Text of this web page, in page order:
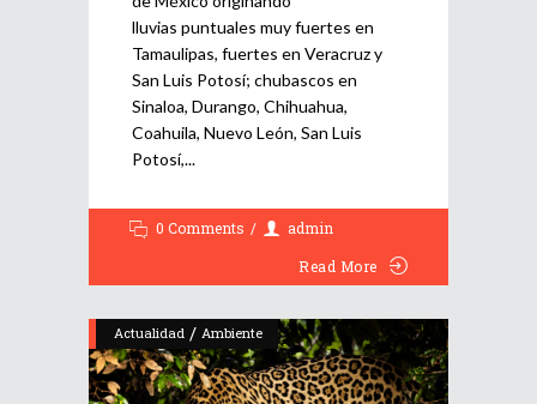
lluvias puntuales muy fuertes en
Tamaulipas, fuertes en Veracruz y
San Luis Potosí; chubascos en
Sinaloa, Durango, Chihuahua,
Coahuila, Nuevo León, San Luis
Potosí,
0 Comments
admin
Read More
Actualidad / Ambiente